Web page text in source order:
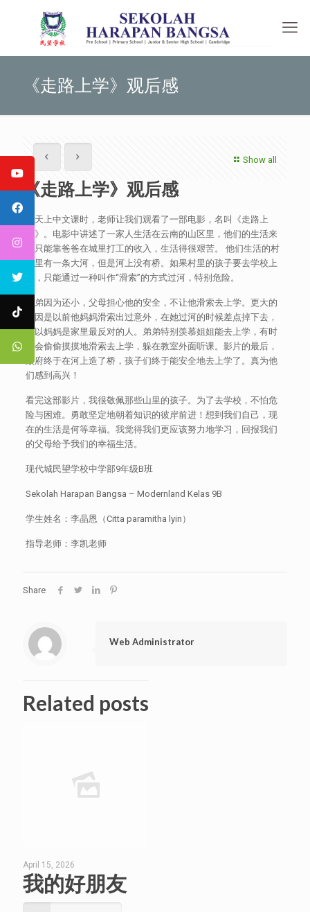
《走路上学》观后感
Show all
《走路上学》观后感
今天上中文课时，老师让我们观看了一部电影，名叫《走路上
学》。电影中讲述了一家人生活在云南的山区里，他们的生活来
源只能靠爸爸在城里打工的收入，生活得很艰苦。 他们生活的村
庄里有一条大河，但是河上没有桥。如果村里的孩子要去学校上
学，只能通过一种叫作“滑索”的方式过河，特别危险。
弟弟因为还小，父母担心他的安全，不让他滑索去上学。更大的
原因是以前他妈妈滑索出过意外，在她过河的时候差点掉下去，
所以妈妈是家里最反对的人。弟弟特别羡慕姐姐能去上学，有时
候会偷偷摸摸地滑索去上学，躲在教室外面听课。影片的最后，
政府终于在河上造了桥，孩子们终于能安全地去上学了。真为他
们感到高兴！
看完这部影片，我很敬佩那些山里的孩子。为了去学校，不怕危
险与困难。勇敢坚定地朝着知识的彼岸前进！想到我们自己，现
在的生活是何等幸福。我觉得我们更应该努力地学习，回报我们
的父母给予我们的幸福生活。
现代城民望学校中学部9年级B班
Sekolah Harapan Bangsa – Modernland Kelas 9B
学生姓名：李晶恩（Citta paramitha lyin）
指导老师：李凯老师
Share
Web Administrator
Related posts
April 15, 2026
我的好朋友